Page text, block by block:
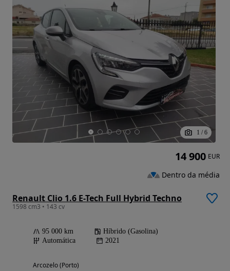
1 / 6
Renault Clio 1.6 E-Tech Full Hybrid Techno
1598 cm3 • 143 cv
95 000 km
Híbrido (Gasolina)
Automática
2021
Arcozelo (Porto)
14 900 EUR
Dentro da média